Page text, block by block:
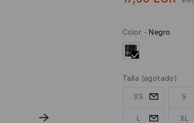
Color -Negro
Talla (agotado)
XS S
L XL